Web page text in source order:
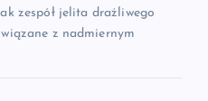
zespół jelita drażliwego
z nadmiernym